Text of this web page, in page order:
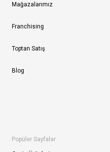
Mağazalarımız
Franchising
Toptan Satış
Blog
Popüler Sayfalar